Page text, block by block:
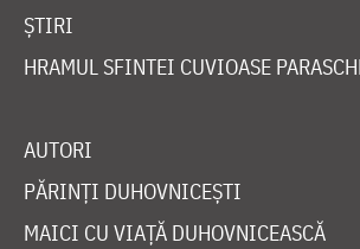
ȘTIRI
HRAMUL SFINTEI CUVIOASE
AUTORI
PĂRINȚI DUHOVNICEȘTI
MAICI CU VIAȚĂ DUHOVNICEASCĂ